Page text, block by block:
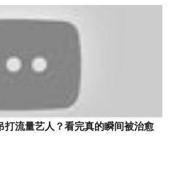
打流量艺人？看完真的瞬间被治愈